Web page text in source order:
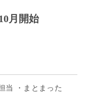
月開始
当 ・まとまった